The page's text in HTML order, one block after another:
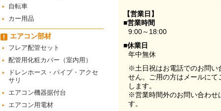
自転車
カー用品
エアコン部材
フレア配管セット
配管用化粧カバー（室内用）
ドレンホース・パイプ・アクセ
サリ
エアコン機器据付台
エアコン用電材
【営業日】
■営業時間
9:00～18:00
■休業日
年中無休
※土日祝はお電話でのお問い
せん。ご用の方はメールに
します。
※営業時間外のお問い合わせ
す。